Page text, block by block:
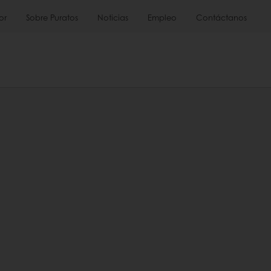
Sobre Puratos Noticias Empleo Contáctanos